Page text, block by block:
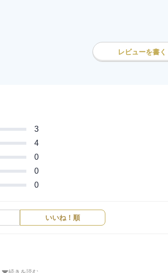
レビューを書く
3
4
0
0
0
いいね！順